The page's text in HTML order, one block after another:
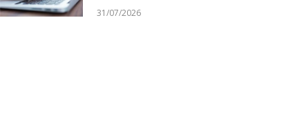
31/07/2026